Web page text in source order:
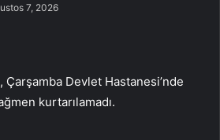
7, 2026
Çarşamba Devlet Hastanesi’nde
kurtarılamadı.